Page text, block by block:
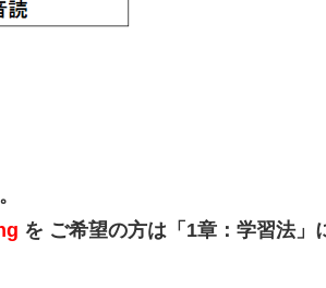
を ご希望の方は「1章：学習法」